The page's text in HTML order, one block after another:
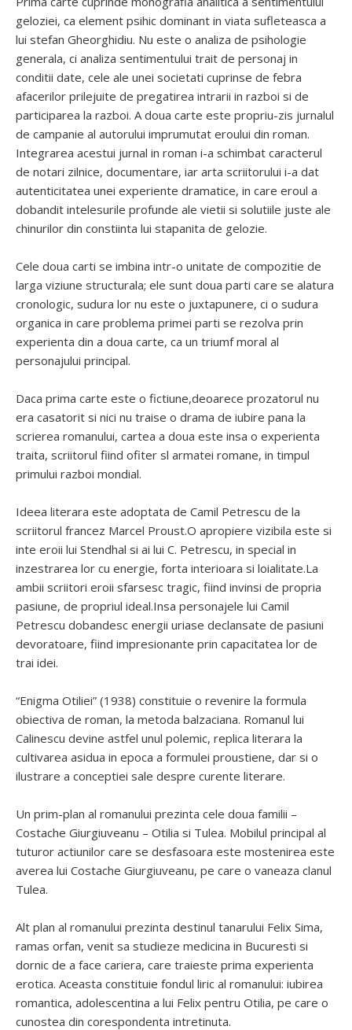
geloziei, ca element psihic dominant in viata sufleteasca a
lui stefan Gheorghidiu. Nu este o analiza de psihologie
generala, ci analiza sentimentului trait de personaj in
conditii date, cele ale unei societati cuprinse de febra
afacerilor prilejuite de pregatirea intrarii in razboi si de
participarea la razboi. A doua carte este propriu-zis jurnalul
de campanie al autorului imprumutat eroului din roman.
Integrarea acestui jurnal in roman i-a schimbat caracterul
de notari zilnice, documentare, iar arta scriitorului i-a dat
autenticitatea unei experiente dramatice, in care eroul a
dobandit intelesurile profunde ale vietii si solutiile juste ale
chinurilor din constiinta lui stapanita de gelozie.
Cele doua carti se imbina intr-o unitate de compozitie de
larga viziune structurala; ele sunt doua parti care se alatura
cronologic, sudura lor nu este o juxtapunere, ci o sudura
organica in care problema primei parti se rezolva prin
experienta din a doua carte, ca un triumf moral al
personajului principal.
Daca prima carte este o fictiune,deoarece prozatorul nu
era casatorit si nici nu traise o drama de iubire pana la
scrierea romanului, cartea a doua este insa o experienta
traita, scriitorul fiind ofiter sl armatei romane, in timpul
primului razboi mondial.
Ideea literara este adoptata de Camil Petrescu de la
scriitorul francez Marcel Proust.O apropiere vizibila este si
inte eroii lui Stendhal si ai lui C. Petrescu, in special in
inzestrarea lor cu energie, forta interioara si loialitate.La
ambii scriitori eroii sfarsesc tragic, fiind invinsi de propria
pasiune, de propriul ideal.Insa personajele lui Camil
Petrescu dobandesc energii uriase declansate de pasiuni
devoratoare, fiind impresionante prin capacitatea lor de
trai idei.
“Enigma Otiliei” (1938) constituie o revenire la formula
obiectiva de roman, la metoda balzaciana. Romanul lui
Calinescu devine astfel unul polemic, replica literara la
cultivarea asidua in epoca a formulei proustiene, dar si o
ilustrare a conceptiei sale despre curente literare.
Un prim-plan al romanului prezinta cele doua familii –
Costache Giurgiuveanu – Otilia si Tulea. Mobilul principal al
tuturor actiunilor care se desfasoara este mostenirea este
averea lui Costache Giurgiuveanu, pe care o vaneaza clanul
Tulea.
Alt plan al romanului prezinta destinul tanarului Felix Sima,
ramas orfan, venit sa studieze medicina in Bucuresti si
dornic de a face cariera, care traieste prima experienta
erotica. Aceasta constituie fondul liric al romanului: iubirea
romantica, adolescentina a lui Felix pentru Otilia, pe care o
cunostea din corespondenta intretinuta.